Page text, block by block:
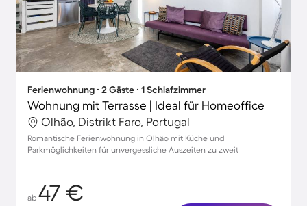
Ferienwohnung ∙ 2 Gäste ∙ 1 Schlafzimmer
Wohnung mit Terrasse | Ideal für Homeoffice
Olhão, Distrikt Faro, Portugal
Romantische Ferienwohnung in Olhão mit Küche und
Parkmöglichkeiten für unvergessliche Auszeiten zu zweit
ab 47 €